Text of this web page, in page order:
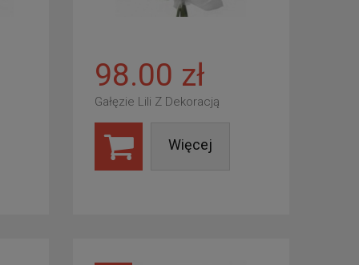
98.00 zł
Gałęzie Lili Z Dekoracją
Więcej